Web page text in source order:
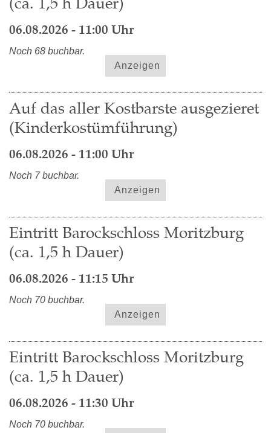
06.08.2026 - 11:00 Uhr
Noch 68 buchbar.
Anzeigen
Auf das aller Kostbarste ausgezieret
(Kinderkostümführung)
06.08.2026 - 11:00 Uhr
Noch 7 buchbar.
Anzeigen
Eintritt Barockschloss Moritzburg
(ca. 1,5 h Dauer)
06.08.2026 - 11:15 Uhr
Noch 70 buchbar.
Anzeigen
Eintritt Barockschloss Moritzburg
(ca. 1,5 h Dauer)
06.08.2026 - 11:30 Uhr
Noch 70 buchbar.